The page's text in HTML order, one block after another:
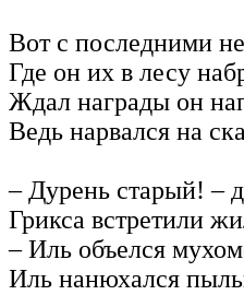
Вот с последними
Где он их в лесу
Ждал награды он
Ведь нарвался на
– Дурень старый! –
Грикса встретили
– Иль объелся
Иль нанюхался